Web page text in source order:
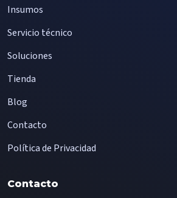
Insumos
Servicio técnico
Soluciones
Tienda
Blog
Contacto
Política de Privacidad
Contacto